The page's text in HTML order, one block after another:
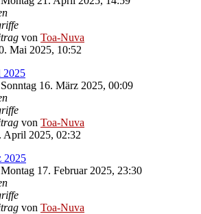
von Toa-Nuva
Mai 2025, 10:52
2025
Sonntag 16. März 2025, 00:09
von Toa-Nuva
April 2025, 02:32
2025
Montag 17. Februar 2025, 23:30
von Toa-Nuva